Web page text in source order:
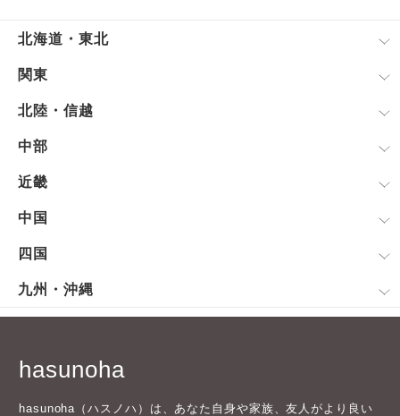
北海道・東北
関東
北陸・信越
中部
近畿
中国
四国
九州・沖縄
hasunoha
hasunoha（ハスノハ）は、あなた自身や家族、友人がより良い